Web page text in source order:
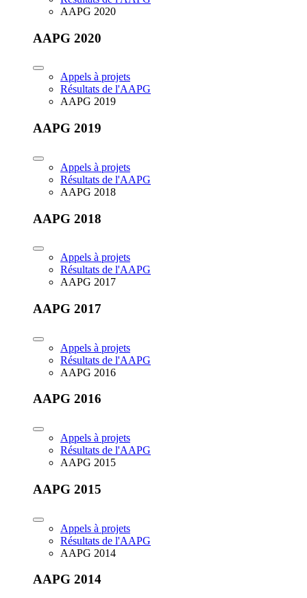
AAPG 2020
AAPG 2020
Appels à projets
Résultats de l'AAPG
AAPG 2019
AAPG 2019
Appels à projets
Résultats de l'AAPG
AAPG 2018
AAPG 2018
Appels à projets
Résultats de l'AAPG
AAPG 2017
AAPG 2017
Appels à projets
Résultats de l'AAPG
AAPG 2016
AAPG 2016
Appels à projets
Résultats de l'AAPG
AAPG 2015
AAPG 2015
Appels à projets
Résultats de l'AAPG
AAPG 2014
AAPG 2014